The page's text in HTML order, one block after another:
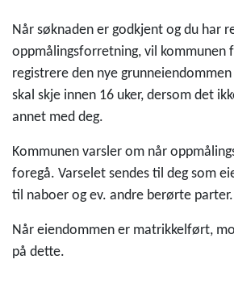
Når søknaden er godkjent og du har
oppmålingsforretning, vil kommunen
registrere den nye
skal skje innen 16 uker, dersom det
annet med deg.
Kommunen varsler om når
foregå. Varselet sendes til deg som
til naboer og ev. andre berørte parter.
Når eiendommen er matrikkelført,
på dette.